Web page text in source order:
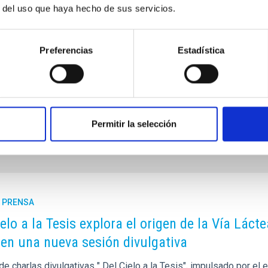
uso que haya hecho de sus servicios.
Preferencias Estadística
Permitir la selección
PRENSA
a la Tesis explora el origen de la Vía
una nueva sesión divulgativa